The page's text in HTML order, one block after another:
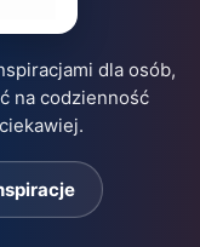
dla osób,
na codzienność